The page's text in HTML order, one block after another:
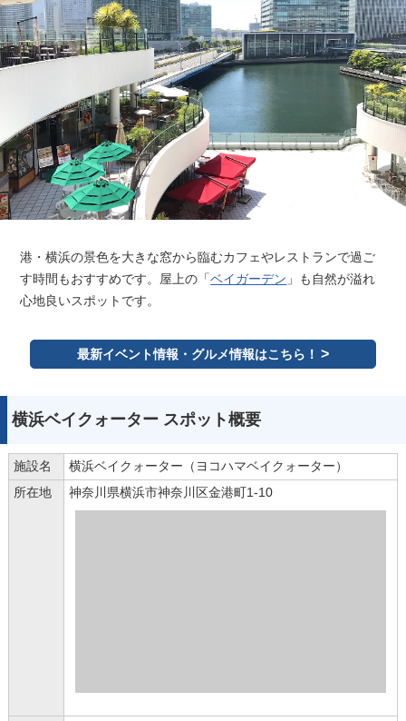
港・横浜の景色を大きな窓から臨むカフェやレストランで過ご
す時間もおすすめです。屋上の「ベイガーデン 」も自然が溢れ
心地良いスポットです。
最新イベント情報・グルメ情報はこちら！
横浜ベイクォーター スポット概要
施設名
横浜ベイクォーター（ヨコハマベイクォーター）
所在地
神奈川県横浜市神奈川区金港町1-10